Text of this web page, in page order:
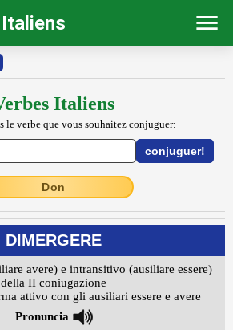
Italiens
le verbe que vous souhaitez conjuguer:
Don
DIMERGERE
avere) e intransitivo (ausiliare essere)
della II coniugazione
attivo con gli ausiliari essere e avere
Pronuncia